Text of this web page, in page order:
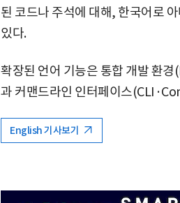
된 코드나 주석에 대해, 한국어로
있다.
확장된 언어 기능은 통합 개발
과 커맨드라인 인터페이스
English 기사보기